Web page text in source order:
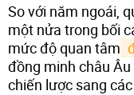
So với năm ngoái,
một nửa trong bối
mức độ quan tâm
đồng minh châu
chiến lược sang